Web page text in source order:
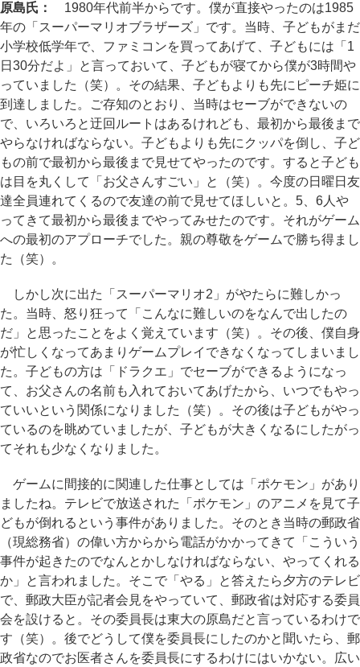
原島氏：
1980年代前半からです。僕が直接やったのは1985
年の「スーパーマリオブラザーズ」です。当時、子どもがまだ
小学校低学年で、ファミコンを買ってあげて、子どもには「1
日30分だよ」と言っておいて、子どもが寝てから僕が3時間や
っていました（笑）。その結果、子どもよりも先にピーチ姫に
到達しました。ご存知のとおり、当時はセーブができないの
で、いろいろと迂回ルートはあるけれども、最初から最後まで
やらなければならない。子どもよりも先にクッパを倒し、子ど
もの前で最初から最後まで見せてやったのです。すると子ども
は目を丸くして「お父さんすごい」と（笑）。今度の日曜日友
達全員連れてくるので友達の前で見せてほしいと。5、6人や
ってきて最初から最後までやってみせたのです。それがゲーム
への最初のアプローチでした。親の尊敬をゲームで勝ち得まし
た（笑）。
しかし次に出た「スーパーマリオ2」がやたらに難しかっ
た。当時、怒り狂って「こんなに難しいのをなんで出したの
だ」と思ったことをよく覚えています（笑）。その後、僕自身
が忙しくなってあまりゲームプレイできなくなってしまいまし
た。子どもの方は「ドラクエ」でセーブができるようになっ
て、お父さんの名前も入れておいてあげたから、いつでもやっ
ていいという関係になりました（笑）。その後は子どもがやっ
ているのを眺めていましたが、子どもが大きくなるにしたがっ
てそれも少なくなりました。
ゲームに間接的に関連した仕事としては「ポケモン」があり
ましたね。テレビで放送された「ポケモン」のアニメを見て子
どもが倒れるという事件がありました。そのとき当時の郵政省
（現総務省）の偉い方からから電話がかかってきて「こういう
事件が起きたのでなんとかしなければならない、やってくれる
か」と言われました。そこで「やる」と答えたら夕方のテレビ
で、郵政大臣が記者会見をやっていて、郵政省は対応する委員
会を設けると。その委員長は東大の原島だと言っているわけで
す（笑）。後でどうして僕を委員長にしたのかと聞いたら、郵
政省なのでお医者さんを委員長にするわけにはいかない。広い